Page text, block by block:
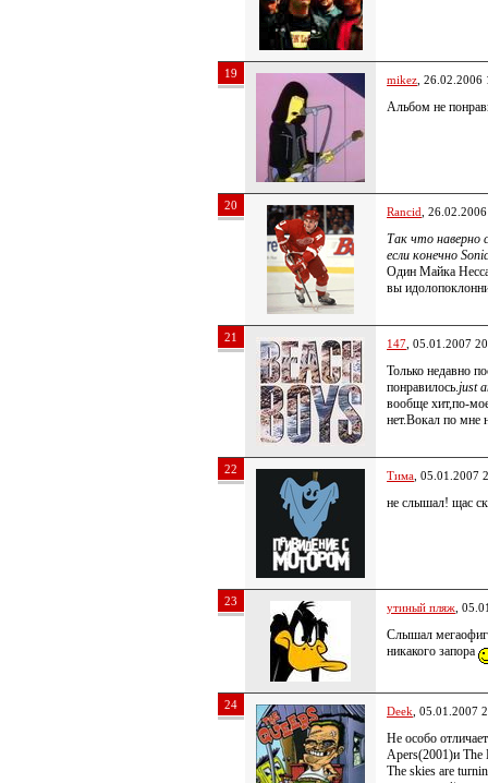
19 mikez , 26.02.2006
Альбом не
20 Rancid ,
Так что наверно
если конечно
Один Майка
вы
21 147 , 05.01.2007
Только недавно
понравилось.just
вообще хит,по-
нет.Вокал по мне
22 Тима , 05.01.2007
не слышал! щас
23 утиный пляж ,
Слышал
никакого запора
24 Deek , 05.01.2007
Не особо
Apers(2001)и The
The skies are